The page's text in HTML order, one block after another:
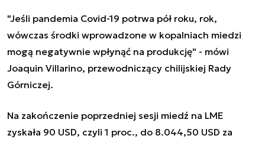
"Jeśli pandemia Covid-19 potrwa pół roku, rok,
wówczas środki wprowadzone w kopalniach miedzi
mogą negatywnie wpłynąć na produkcję" - mówi
Joaquin Villarino, przewodniczący chilijskiej Rady
Górniczej.
Na zakończenie poprzedniej sesji miedź na LME
zyskała 90 USD, czyli 1 proc., do 8.044,50 USD za